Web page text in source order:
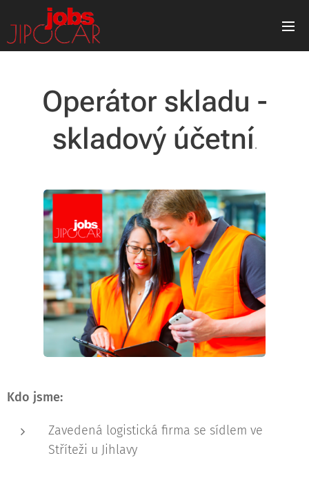
Operátor skladu -
skladový účetní.
Kdo jsme:
Zavedená logistická firma se sídlem ve
Stříteži u Jihlavy